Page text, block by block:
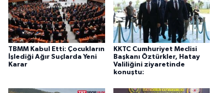
TBMM Kabul Etti: Çocukların
İşlediği Ağır Suçlarda Yeni
Karar
KKTC Cumhuriyet Meclisi
Başkanı Öztürkler, Hatay
Valiliğini ziyaretinde
konuştu: